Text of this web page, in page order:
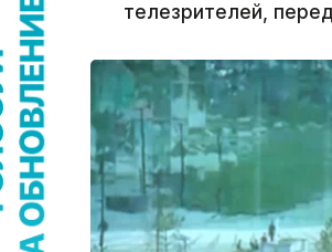
телезрителей,